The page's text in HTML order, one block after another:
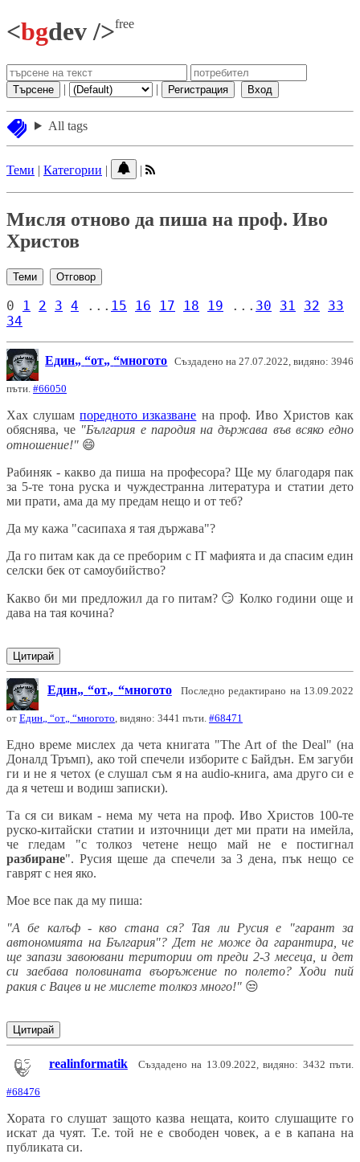
<bgdev />free
Търсене | | Регистрация Вход
All tags
Теми | Категории | |
Мисля отново да пиша на проф. Иво
Христов
Теми Отговор
0 1 2 3 4 ... 15 16 17 18 19 ... 30 31 32
33
34
Един от многото Създадено на 27.07.2022, видяно: 3946
пъти. #66050
Хах слушампоредното изказване на проф. Иво Христов как
обяснява, че "България е пародия на държава във всяко едно
отношение!" 😄
Рабиняк - какво да пиша на професора? Ще му благодаря пак
за 5-те тона руска и чуждестранна литература и статии дето
ми прати, ама да му предам нещо и от теб?
Да му кажа "сасипаха я тая държава"?
Да го питам как да се преборим с IT мафията и да спасим един
селски бек от самоубийство?
Какво би ми предложил да го питам? 😏 Колко години още и
дава на тая кочина?
Цитирай
Един от многото Последно редактирано на 13.09.2022
от Един от многото , видяно: 3441 пъти. #68471
Едно време мислех да чета книгата "The Art of the Deal" (на
Доналд Тръмп), ако той спечели изборите с Байдън. Ем загуби
ги и не я четох (е слушал съм я на audio-книга, ама друго си е
да я четеш и водиш записки).
Та ся си викам - нема му чета на проф. Иво Христов 100-те
руско-китайски статии и източници дет ми прати на имейла,
че гледам "с толкоз четене нещо май не е постигнал
разбиране". Русия щеше да спечели за 3 дена, пък нещо се
гаврят с нея яко.
Мое все пак да му пиша:
"А бе калъф - кво стана ся? Тая ли Русия е "гарант за
автономията на България"? Дет не може да гарантира, че
ще запази завоювани територии от преди 2-3 месеца, и дет
си заебава половината въоръжение по полето? Ходи пий
ракия с Вацев и не мислете толкоз много!" 😒
Цитирай
realinformatik Създадено на 13.09.2022, видяно: 3432 пъти.
#68476
Хората го слушат защото казва нещата, които слушащите го
искат да чуят. Т.е. той не е свободен човек, а е в капана на
публиката си.